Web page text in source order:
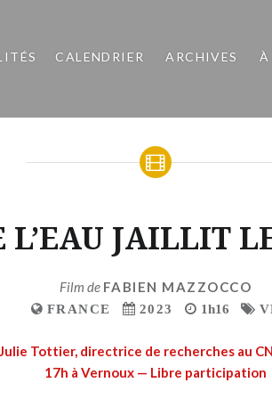
CALENDRIER ARCHIVES À
L’EAU JAILLIT
Film de FABIEN MAZZOCCO
FRANCE 2023 1h16
Tottier, directrice de recherches au
17h à Vernoux — Libre participation